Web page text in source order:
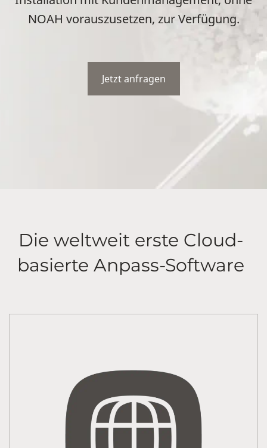
NOAH vorauszusetzen, zur Verfügung.
Jetzt anfragen
Die weltweit erste Cloud-
basierte Anpass-Software